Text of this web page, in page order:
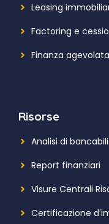
Leasing
Factoring e
Finanza
Risorse
Analisi di
Report finanziari
Visure Centrali
Certificazione